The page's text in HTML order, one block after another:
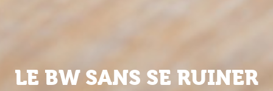
LE BW SANS SE RUINER